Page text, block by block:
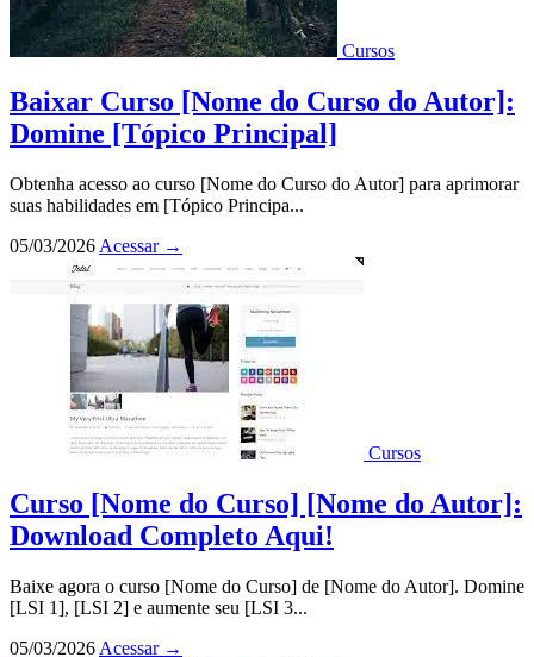
Cursos
Baixar Curso [Nome do Curso do Autor]:
Domine [Tópico Principal]
Obtenha acesso ao curso [Nome do Curso do Autor] para aprimorar
suas habilidades em [Tópico Principa...
05/03/2026 Acessar →
Cursos
Curso [Nome do Curso] [Nome do Autor]:
Download Completo Aqui!
Baixe agora o curso [Nome do Curso] de [Nome do Autor]. Domine
[LSI 1], [LSI 2] e aumente seu [LSI 3...
05/03/2026 Acessar →